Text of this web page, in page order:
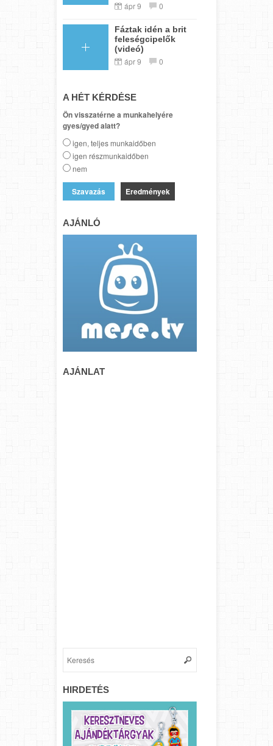
ápr 9 0
Fáztak idén a brit
feleségcipelők
(videó)
ápr 9 0
A HÉT KÉRDÉSE
Ön visszatérne a munkahelyére
gyes/gyed alatt?
igen, teljes munkaidőben
igen részmunkaidőben
nem
Eredmények
AJÁNLÓ
AJÁNLAT
HIRDETÉS